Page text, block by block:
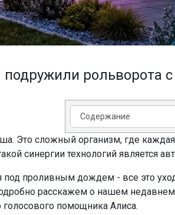
рольворота
Это сложный организм, где
синергии технологий является
проливным дождем - все это
расскажем о нашем
помощника Алиса.